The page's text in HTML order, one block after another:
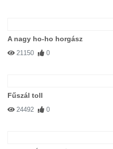
A nagy ho-ho horgász
21150 0
Fűszál toll
24492 0